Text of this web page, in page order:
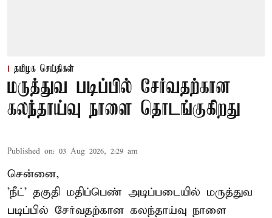
தமிழக செய்திகள்
மருத்துவ படிப்பில் சேர்வதற்கான
கலந்தாய்வு நாளை தொடங்குகிறது
Published on: 03 Aug 2026, 2:29 am
சென்னை,
'நீட்' தகுதி மதிப்பெண் அடிப்படையில் மருத்துவ
படிப்பில் சேர்வதற்கான கலந்தாய்வு நாளை